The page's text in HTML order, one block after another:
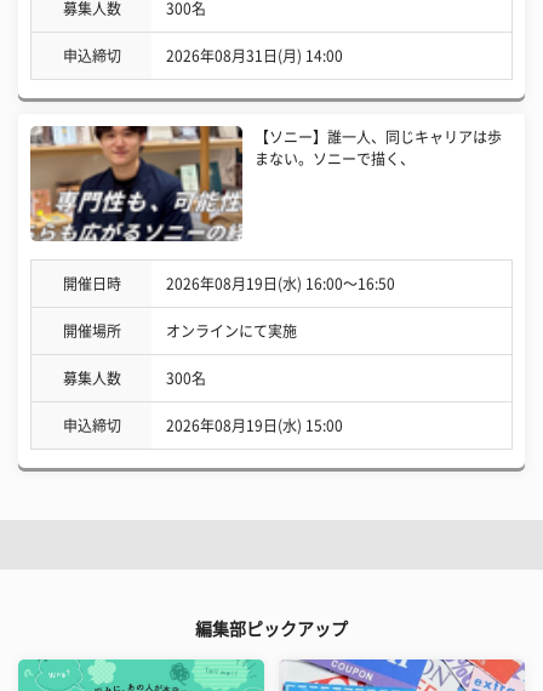
募集人数 300名
申込締切 2026年08月31日(月) 14:00
【ソニー】誰一人、同じキャリアは歩
まない。ソニーで描く、
開催日時 2026年08月19日(水) 16:00〜16:50
開催場所 オンラインにて実施
募集人数 300名
申込締切 2026年08月19日(水) 15:00
編集部ピックアップ